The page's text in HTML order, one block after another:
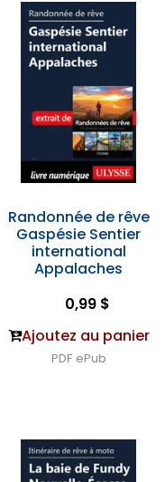
Randonnée de rêve
Gaspésie Sentier
international
Appalaches
0,99 $
Ajoutez au panier
PDF ePub